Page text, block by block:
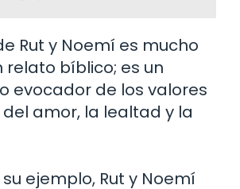
Rut y Noemí es mucho
relato bíblico; es un
evocador de los valores
amor, la lealtad y la
ejemplo, Rut y Noemí